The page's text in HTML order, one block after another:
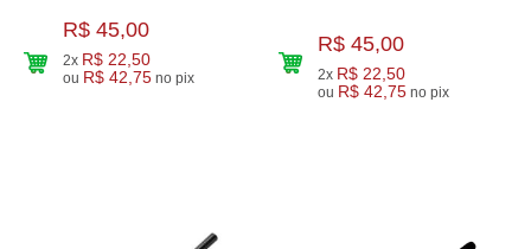
R$ 45,00
2x R$ 22,50
ou R$ 42,75 no pix
R$ 45,00
2x R$ 22,50
ou R$ 42,75 no pix